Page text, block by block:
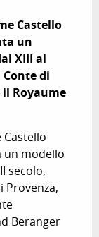
Castello
un
XIII al
di
il Royaume
un modello
secolo,
Provenza,
Beranger